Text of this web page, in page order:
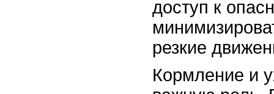
доступ к
резкие
Кормление и